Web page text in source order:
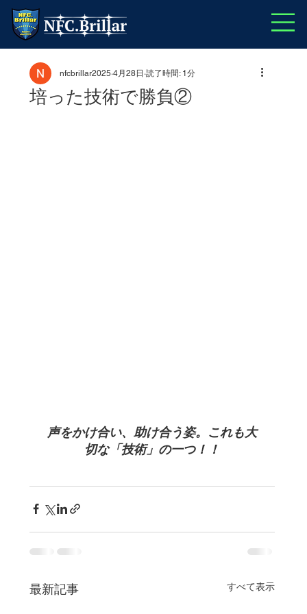
培った技術で勝負②
nfcbrillar2025 4月28日 読了時間: 1分
声をかけ合い、助け合う姿。これも大
切な「技術」の一つ！！
最新記事 すべて表示